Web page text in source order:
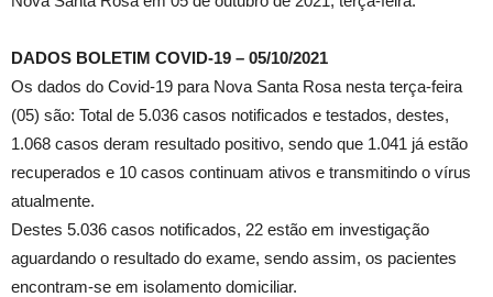
DADOS BOLETIM COVID-19 – 05/10/2021
Os dados do Covid-19 para Nova Santa Rosa nesta terça-feira
(05) são: Total de 5.036 casos notificados e testados, destes,
1.068 casos deram resultado positivo, sendo que 1.041 já estão
recuperados e 10 casos continuam ativos e transmitindo o vírus
atualmente.
Destes 5.036 casos notificados, 22 estão em investigação
aguardando o resultado do exame, sendo assim, os pacientes
encontram-se em isolamento domiciliar.